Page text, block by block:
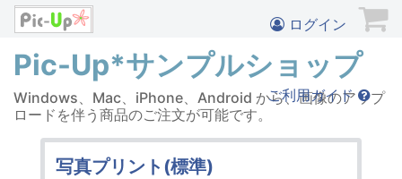
ログイン
Pic-Up*サンプルショップ
ご利用ガイド
Windows、Mac、iPhone、Android から、画像のアップ
ロードを伴う商品のご注文が可能です。
写真プリント(標準)